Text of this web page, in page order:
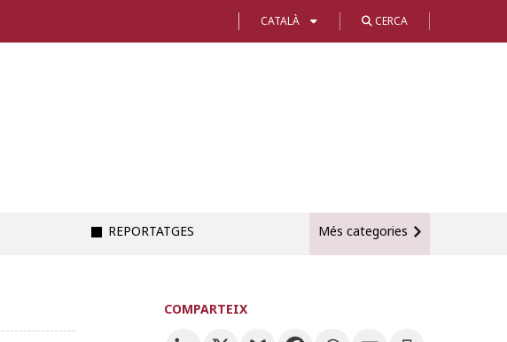
CATALÀ CERCA
REPORTATGES Més categories
COMPARTEIX